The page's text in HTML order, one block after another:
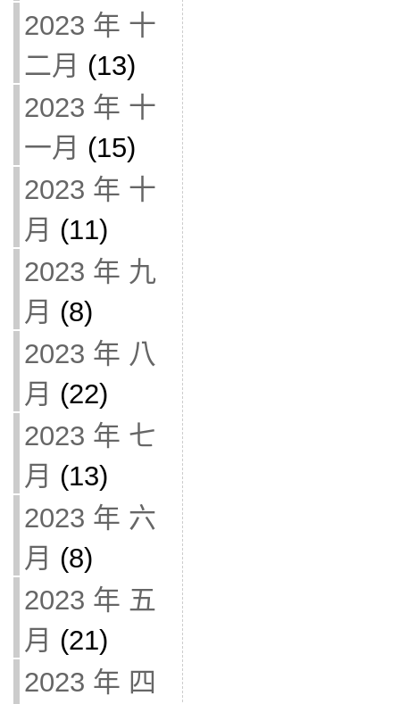
2023 年 十
二月 (13)
2023 年 十
一月 (15)
2023 年 十
月 (11)
2023 年 九
月 (8)
2023 年 八
月 (22)
2023 年 七
月 (13)
2023 年 六
月 (8)
2023 年 五
月 (21)
2023 年 四